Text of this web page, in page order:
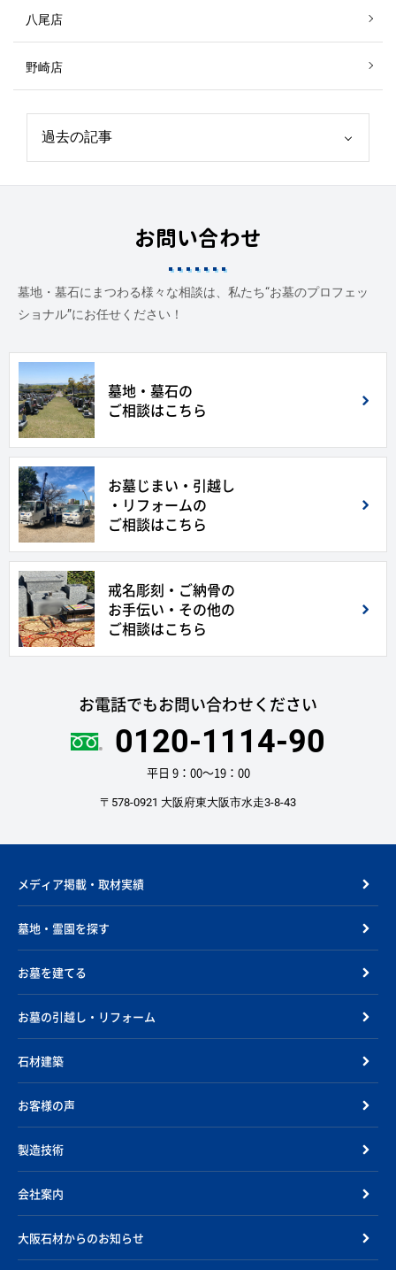
八尾店
野崎店
お問い合わせ
墓地・墓石にまつわる様々な相談は、私たち“お墓のプロフェッ
ショナル”にお任せください！
墓地・墓石の
ご相談はこちら
お墓じまい・引越し
・リフォームの
ご相談はこちら
戒名彫刻・ご納骨の
お手伝い・その他の
ご相談はこちら
お電話でもお問い合わせください
0120-1114-90
平日 9：00〜19：00
〒578-0921 大阪府東大阪市水走3-8-43
メディア掲載・取材実績
墓地・霊園を探す
お墓を建てる
お墓の引越し・リフォーム
石材建築
お客様の声
製造技術
会社案内
大阪石材からのお知らせ